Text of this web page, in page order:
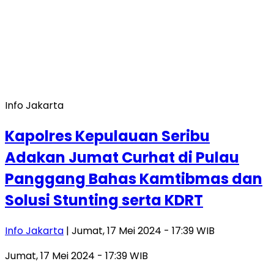
Info Jakarta
Kapolres Kepulauan Seribu
Adakan Jumat Curhat di Pulau
Panggang Bahas Kamtibmas dan
Solusi Stunting serta KDRT
Info Jakarta | Jumat, 17 Mei 2024 - 17:39 WIB
Jumat, 17 Mei 2024 - 17:39 WIB